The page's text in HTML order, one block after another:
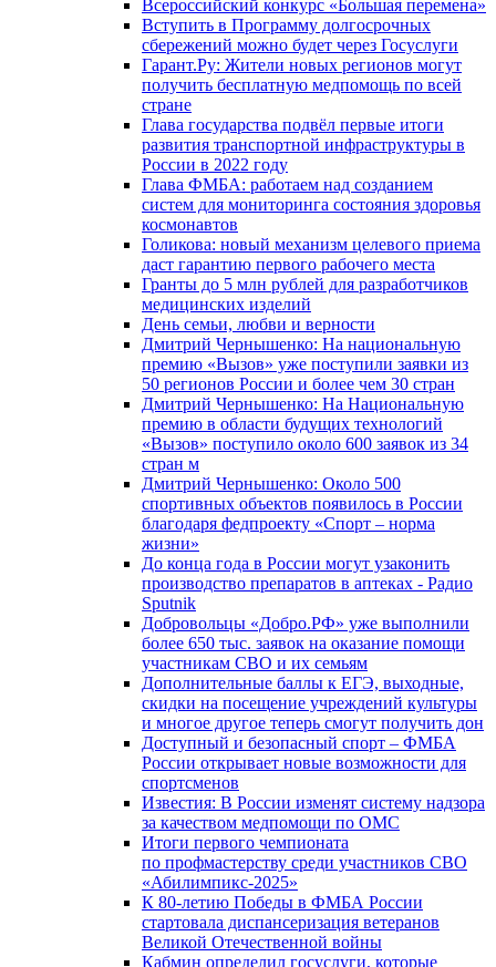
Всероссийский конкурс «Большая перемена»
Вступить в Программу долгосрочных
сбережений можно будет через Госуслуги
Гарант.Ру: Жители новых регионов могут
получить бесплатную медпомощь по всей
стране
Глава государства подвёл первые итоги
развития транспортной инфраструктуры в
России в 2022 году
Глава ФМБА: работаем над созданием
систем для мониторинга состояния здоровья
космонавтов
Голикова: новый механизм целевого приема
даст гарантию первого рабочего места
Гранты до 5 млн рублей для разработчиков
медицинских изделий
День семьи, любви и верности
Дмитрий Чернышенко: На национальную
премию «Вызов» уже поступили заявки из
50 регионов России и более чем 30 стран
Дмитрий Чернышенко: На Национальную
премию в области будущих технологий
«Вызов» поступило около 600 заявок из 34
стран м
Дмитрий Чернышенко: Около 500
спортивных объектов появилось в России
благодаря федпроекту «Спорт – норма
жизни»
До конца года в России могут узаконить
производство препаратов в аптеках - Радио
Sputnik
Добровольцы «Добро.РФ» уже выполнили
более 650 тыс. заявок на оказание помощи
участникам СВО и их семьям
Дополнительные баллы к ЕГЭ, выходные,
скидки на посещение учреждений культуры
и многое другое теперь смогут получить дон
Доступный и безопасный спорт – ФМБА
России открывает новые возможности для
спортсменов
Известия: В России изменят систему надзора
за качеством медпомощи по ОМС
Итоги первого чемпионата
по профмастерству среди участников СВО
«Абилимпикс-2025»
К 80-летию Победы в ФМБА России
стартовала диспансеризация ветеранов
Великой Отечественной войны
Кабмин определил госуслуги, которые